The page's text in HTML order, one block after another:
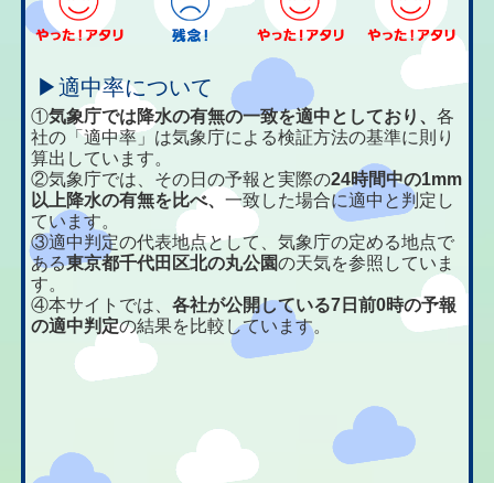
▶適中率について
①気象庁では降水の有無の一致を適中としており、各
社の「適中率」は気象庁による検証方法の基準に則り
算出しています。
②気象庁では、その日の予報と実際の24時間中の1mm
以上降水の有無を比べ、一致した場合に適中と判定し
ています。
③適中判定の代表地点として、気象庁の定める地点で
ある東京都千代田区北の丸公園の天気を参照していま
す。
④本サイトでは、各社が公開している7日前0時の予報
の適中判定の結果を比較しています。